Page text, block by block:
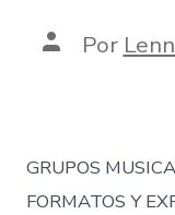
AutorPor
GRUPOS
FORMATOS Y